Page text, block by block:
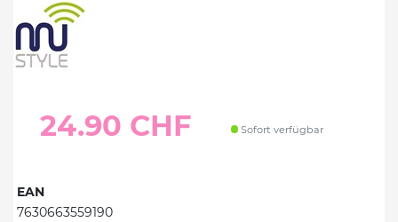
24.90 CHF Sofort verfügbar
EAN
7630663559190